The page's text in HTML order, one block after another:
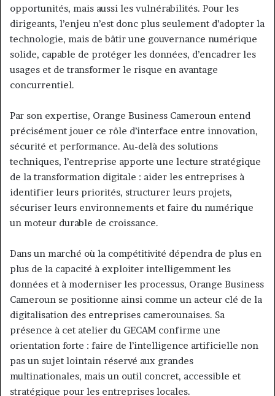
opportunités, mais aussi les vulnérabilités. Pour les
dirigeants, l’enjeu n’est donc plus seulement d’adopter la
technologie, mais de bâtir une gouvernance numérique
solide, capable de protéger les données, d’encadrer les
usages et de transformer le risque en avantage
concurrentiel.
Par son expertise, Orange Business Cameroun entend
précisément jouer ce rôle d’interface entre innovation,
sécurité et performance. Au-delà des solutions
techniques, l’entreprise apporte une lecture stratégique
de la transformation digitale : aider les entreprises à
identifier leurs priorités, structurer leurs projets,
sécuriser leurs environnements et faire du numérique
un moteur durable de croissance.
Dans un marché où la compétitivité dépendra de plus en
plus de la capacité à exploiter intelligemment les
données et à moderniser les processus, Orange Business
Cameroun se positionne ainsi comme un acteur clé de la
digitalisation des entreprises camerounaises. Sa
présence à cet atelier du GECAM confirme une
orientation forte : faire de l’intelligence artificielle non
pas un sujet lointain réservé aux grandes
multinationales, mais un outil concret, accessible et
stratégique pour les entreprises locales.